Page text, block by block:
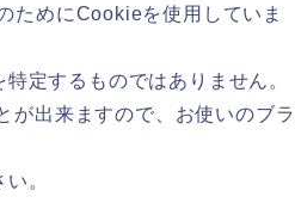
ためにCookieを使用していま
定するものではありません。
が出来ますので、お使いのブ
。